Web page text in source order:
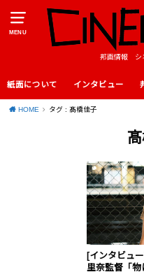
MENU
邦画情報 シ
紙面について インタビュー
HOME タグ : 髙橋佳子
[インタビュ
里奈監督「物